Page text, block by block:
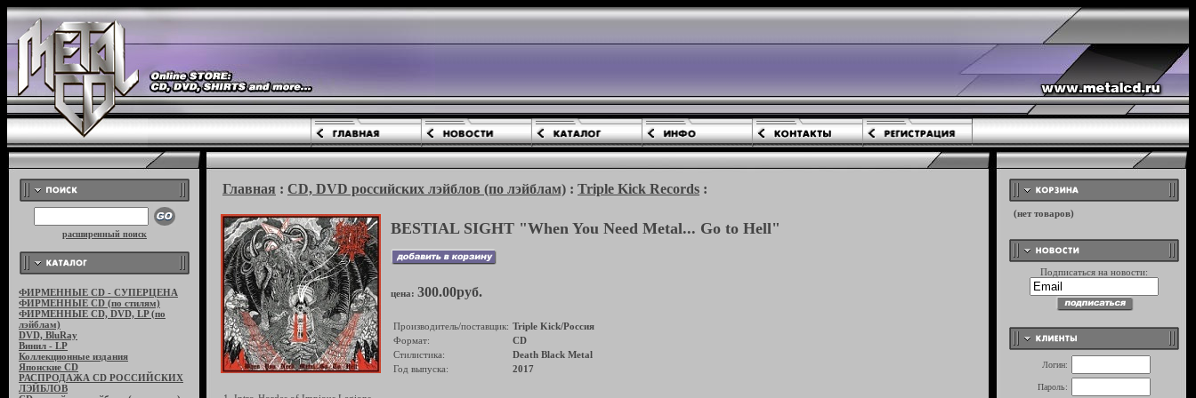
расширенный поиск
ФИРМЕННЫЕ CD - СУПЕРЦЕНА
ФИРМЕННЫЕ CD (по стилям)
ФИРМЕННЫЕ CD, DVD, LP (по
лэйблам)
DVD, BluRay
Винил - LP
Коллекционные издания
Японские CD
РАСПРОДАЖА CD РОССИЙСКИХ
ЛЭЙБЛОВ
Главная : CD, DVD российских лэйблов (по лэйблам) : Triple Kick Records :
BESTIAL SIGHT "When You Need Metal... Go to Hell"
цена: 300.00руб.
Производитель/поставщик: Triple Kick/Россия
Формат:
CD
Стилистика:
Death Black Metal
Год выпуска:
2017
Подписаться на новости:
Логин:
Пароль: